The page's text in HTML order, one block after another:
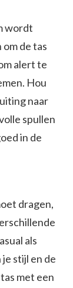
wordt
de tas
alert te
Hou
naar
spullen
in de
dragen,
als
stijl en de
met een